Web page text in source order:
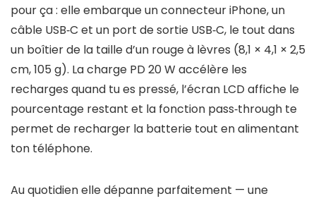
pour ça : elle embarque un connecteur iPhone, un
câble USB‑C et un port de sortie USB‑C, le tout dans
un boîtier de la taille d’un rouge à lèvres (8,1 × 4,1 × 2,5
cm, 105 g). La charge PD 20 W accélère les
recharges quand tu es pressé, l’écran LCD affiche le
pourcentage restant et la fonction pass‑through te
permet de recharger la batterie tout en alimentant
ton téléphone.
Au quotidien elle dépanne parfaitement — une